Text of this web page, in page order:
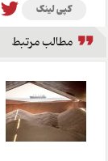
کپی لینک
مطالب مرتبط